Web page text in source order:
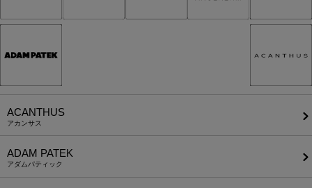
ACANTHUS
アカンサス
ADAM PATEK
アダムパティック